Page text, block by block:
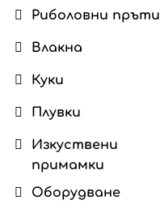
Риболовни пръти
Влакна
Куки
Плувки
Изкуствени
примамки
Оборудване